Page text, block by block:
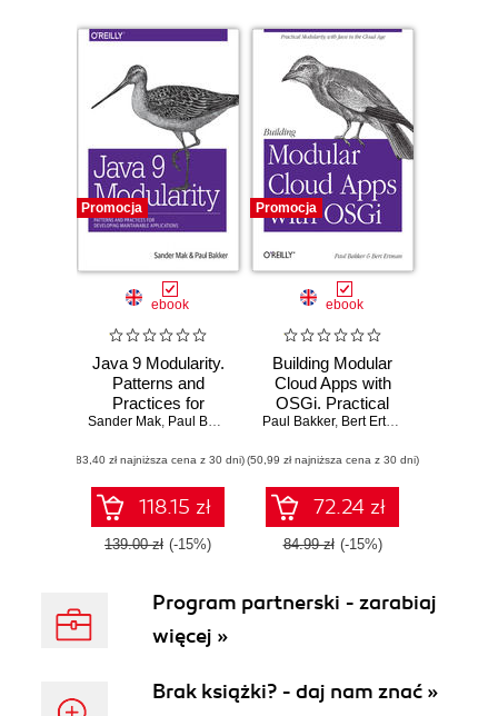
Promocja
ebook
Java 9 Modularity.
Patterns and
Practices for
Developing
Applications
Sander Mak, Paul Bakker
(83,40 zł najniższa cena z 30 dni)
118.15 zł
139.00 zł (-15%)
Promocja
ebook
Building Modular
Cloud Apps with
OSGi. Practical
Modularity with
Age
Paul Bakker, Bert Ertman
(50,99 zł najniższa cena z 30 dni)
72.24 zł
84.99 zł (-15%)
Program partnerski - zarabiaj
więcej »
Brak książki? - daj nam znać »